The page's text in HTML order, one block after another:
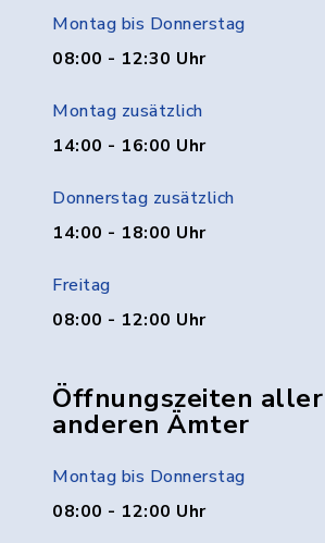
Montag bis Donnerstag
08:00 - 12:30 Uhr
Montag zusätzlich
14:00 - 16:00 Uhr
Donnerstag zusätzlich
14:00 - 18:00 Uhr
Freitag
08:00 - 12:00 Uhr
Öffnungszeiten aller
anderen Ämter
Montag bis Donnerstag
08:00 - 12:00 Uhr